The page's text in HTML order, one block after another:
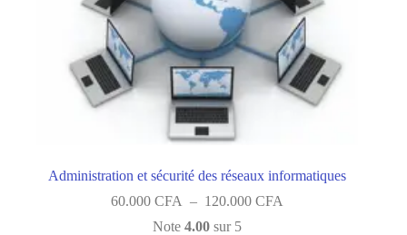
Administration et sécurité des réseaux informatiques
60.000CFA – 120.000CFA
Note4.00 sur 5